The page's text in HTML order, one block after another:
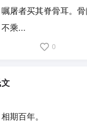
屠者买其脊骨耳。
乘...
0
期百年。